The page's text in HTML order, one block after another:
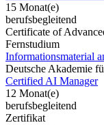
15 Monat(e)
berufsbegleitend
Certificate of
Fernstudium
Informationsmaterial
Deutsche Akademie
Certified AI Manager
12 Monat(e)
berufsbegleitend
Zertifikat